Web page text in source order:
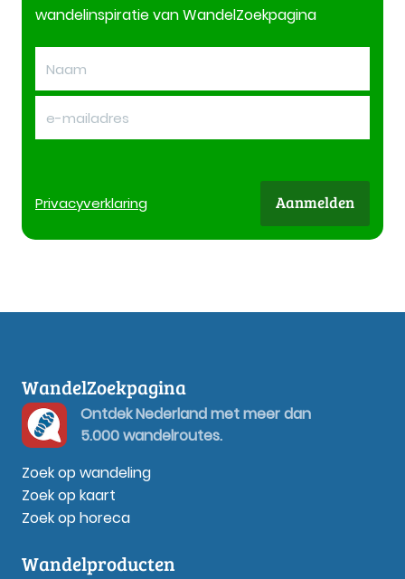
wandelinspiratie van WandelZoekpagina
Privacyverklaring Aanmelden
WandelZoekpagina
Ontdek Nederland met meer dan
5.000 wandelroutes.
Zoek op wandeling
Zoek op kaart
Zoek op horeca
Wandelproducten